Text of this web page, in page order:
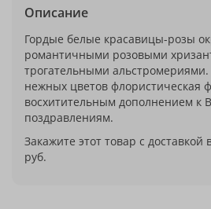
Описание
Гордые белые красавицы-розы
романтичными розовыми
трогательными альстромериями.
нежных цветов флористическая
восхитительным дополнением к
поздравлениям.
Закажите этот товар с
руб.